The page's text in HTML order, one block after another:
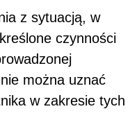
z sytuacją, w
czynności
nie można uznać
w zakresie tych